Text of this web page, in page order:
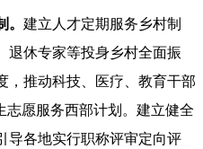
建立人才定期服务乡村制
退休专家等投身乡村全面振
，推动科技、医疗、教育干部
志愿服务西部计划。建立健全
导各地实行职称评审定向评